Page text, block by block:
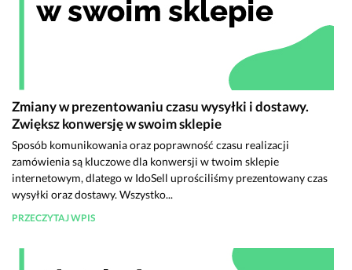
Zmiany w prezentowaniu czasu wysyłki i dostawy.
Zwiększ konwersję w swoim sklepie
Sposób komunikowania oraz poprawność czasu realizacji
zamówienia są kluczowe dla konwersji w twoim sklepie
internetowym, dlatego w IdoSell uprościliśmy prezentowany czas
wysyłki oraz dostawy. Wszystko...
PRZECZYTAJ WPIS